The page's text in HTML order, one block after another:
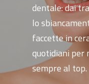
dentale: dai
lo
faccette in
quotidiani per
sempre al top.